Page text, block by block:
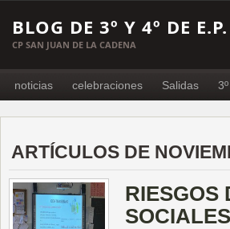
BLOG DE 3º Y 4º DE E.P.
CP SAN JUAN DE LA CADENA
noticias celebraciones Salidas 3º
ARTÍCULOS DE
RIESGOS
SOCIALES